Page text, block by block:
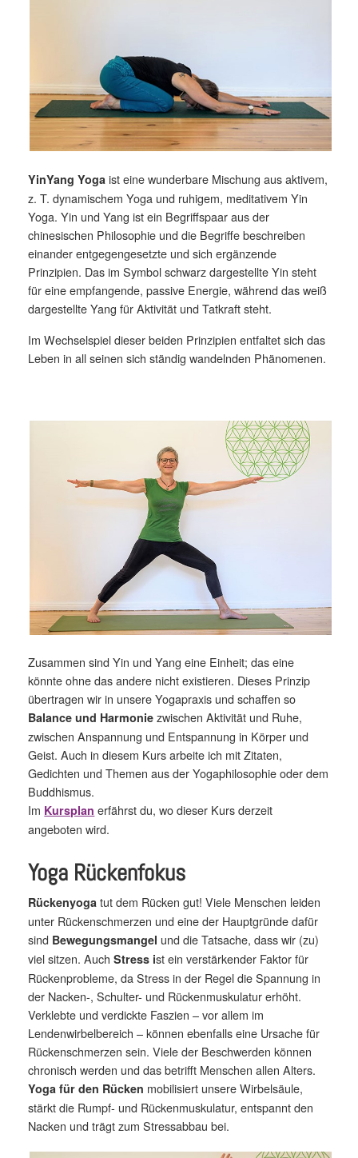
YinYang Yoga ist eine wunderbare Mischung aus aktivem,
z. T. dynamischem Yoga und ruhigem, meditativem Yin
Yoga. Yin und Yang ist ein Begriffspaar aus der
chinesischen Philosophie und die Begriffe beschreiben
einander entgegengesetzte und sich ergänzende
Prinzipien. Das im Symbol schwarz dargestellte Yin steht
für eine empfangende, passive Energie, während das weiß
dargestellte Yang für Aktivität und Tatkraft steht.
Im Wechselspiel dieser beiden Prinzipien entfaltet sich das
Leben in all seinen sich ständig wandelnden Phänomenen.
Zusammen sind Yin und Yang eine Einheit; das eine
könnte ohne das andere nicht existieren. Dieses Prinzip
übertragen wir in unsere Yogapraxis und schaffen so
Balance und Harmonie zwischen Aktivität und Ruhe,
zwischen Anspannung und Entspannung in Körper und
Geist. Auch in diesem Kurs arbeite ich mit Zitaten,
Gedichten und Themen aus der Yogaphilosophie oder dem
Buddhismus.
Im Kursplan erfährst du, wo dieser Kurs derzeit
angeboten wird.
Yoga Rückenfokus
Rückenyoga tut dem Rücken gut! Viele Menschen leiden
unter Rückenschmerzen und eine der Hauptgründe dafür
sind Bewegungsmangel und die Tatsache, dass wir (zu)
viel sitzen. AuchStress ist ein verstärkender Faktor für
Rückenprobleme, da Stress in der Regel die Spannung in
der Nacken-, Schulter- und Rückenmuskulatur erhöht.
Verklebte und verdickte Faszien – vor allem im
Lendenwirbelbereich – können ebenfalls eine Ursache für
Rückenschmerzen sein. Viele der Beschwerden können
chronisch werden und das betrifft Menschen allen Alters.
Yoga für den Rücken mobilisiert unsere Wirbelsäule,
stärkt die Rumpf- und Rückenmuskulatur, entspannt den
Nacken und trägt zum Stressabbau bei.